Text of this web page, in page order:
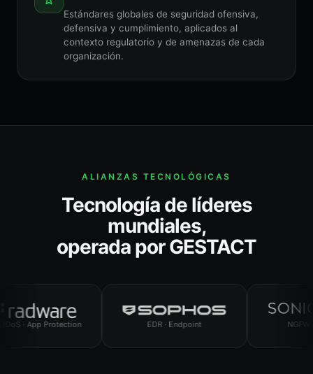
Estándares globales de seguridad ofensiva,
defensiva y cumplimiento, aplicados al
contexto regulatorio y de amenazas de cada
organización.
ALIANZAS TECNOLÓGICAS
Tecnología de líderes
mundiales,
operada por GESTACT
App Protection EDR · Endpoint NGFW · SD-